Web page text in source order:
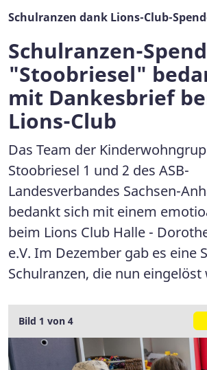
Schulranzen dank Lions-Club-
Schulranzen-
"Stoobriesel"
mit Dankesbrief
Lions-Club
Das Team der
Stoobriesel 1 und 2 des ASB-
Landesverbandes Sachsen-
bedankt sich mit einem
beim Lions Club Halle -
e.V. Im Dezember gab es eine
Schulranzen, die nun eingelöst
Galerie
Bild 1 von 4